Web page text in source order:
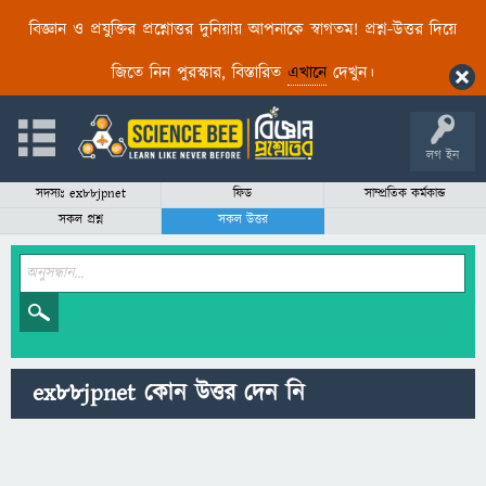
বিজ্ঞান ও প্রযুক্তির প্রশ্নোত্তর দুনিয়ায় আপনাকে স্বাগতম! প্রশ্ন-উত্তর দিয়ে
জিতে নিন পুরস্কার, বিস্তারিত এখানেদেখুন।
লগ ইন
সদস্যঃ ex88jpnet ফিড
সাম্প্রতিক কর্মকান্ড
সকল প্রশ্ন
সকল উত্তর
ex88jpnet কোন উত্তর দেন নি